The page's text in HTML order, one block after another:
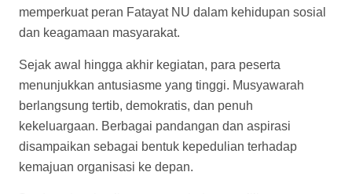
memperkuat peran Fatayat NU dalam kehidupan sosial
dan keagamaan masyarakat.
Sejak awal hingga akhir kegiatan, para peserta
menunjukkan antusiasme yang tinggi. Musyawarah
berlangsung tertib, demokratis, dan penuh
kekeluargaan. Berbagai pandangan dan aspirasi
disampaikan sebagai bentuk kepedulian terhadap
kemajuan organisasi ke depan.